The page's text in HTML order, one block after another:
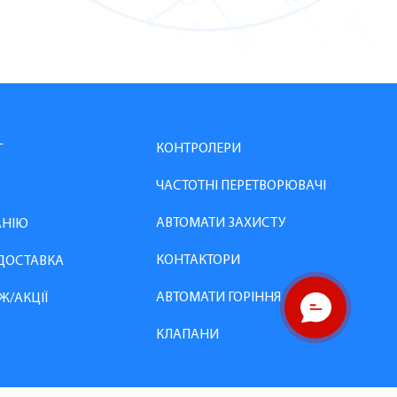
АКЦІЇ
КОНТРОЛЕРИ
ЧАСТОТНІ ПЕРЕТВОРЮВАЧІ
АВТОМАТИ ЗАХИСТУ
КОНТАКТОРИ
АВТОМАТИ ГОРІННЯ
КЛАПАНИ